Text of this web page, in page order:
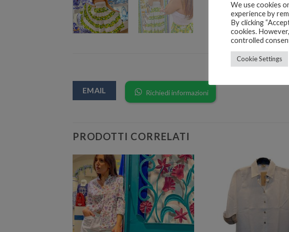
EMAIL Richiedi informazioni
PRODOTTI CORRELATI
We use cookies
experience by
By clicking
cookies.
controlled
Cookie Settings